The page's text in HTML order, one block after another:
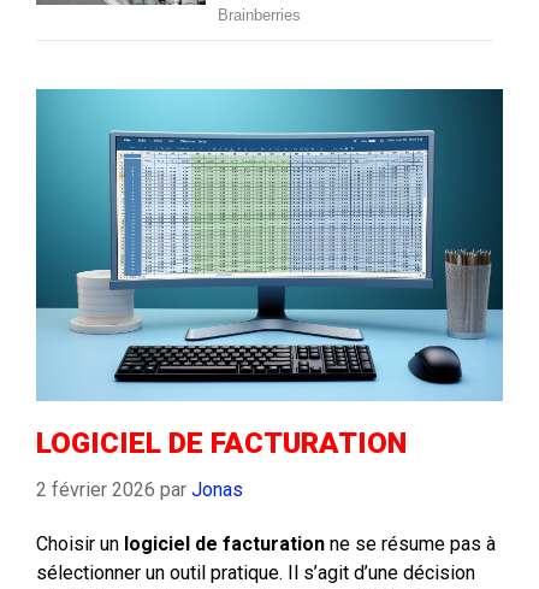
LOGICIEL DE FACTURATION
2 février 2026 par Jonas
Choisir un logiciel de facturation ne se résume pas à
sélectionner un outil pratique. Il s’agit d’une décision